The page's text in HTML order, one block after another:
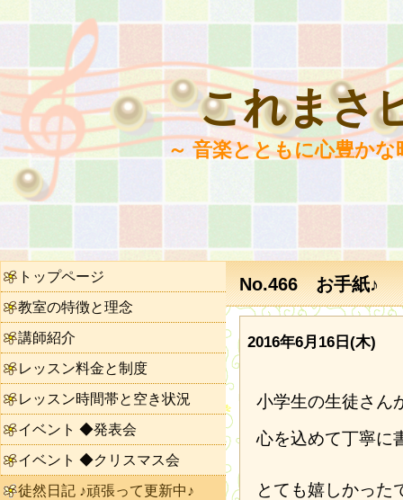
これまさ
～ 音楽とともに心豊か
No.466 お手紙♪
2016年6月16日(木)
小学生の生徒さん
心を込めて丁寧に
とても嬉しかった
トップページ
教室の特徴と理念
講師紹介
レッスン料金と制度
レッスン時間帯と空き状況
イベント ◆発表会
イベント ◆クリスマス会
徒然日記 ♪頑張って更新中♪